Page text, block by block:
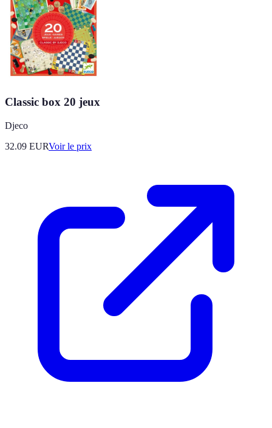
Classic box 20 jeux
Djeco
32.09 EURVoir le prix